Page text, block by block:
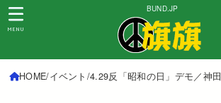
BUND.JP
MENU
HOME イベント 4.29反「昭和の日」デモ／神田